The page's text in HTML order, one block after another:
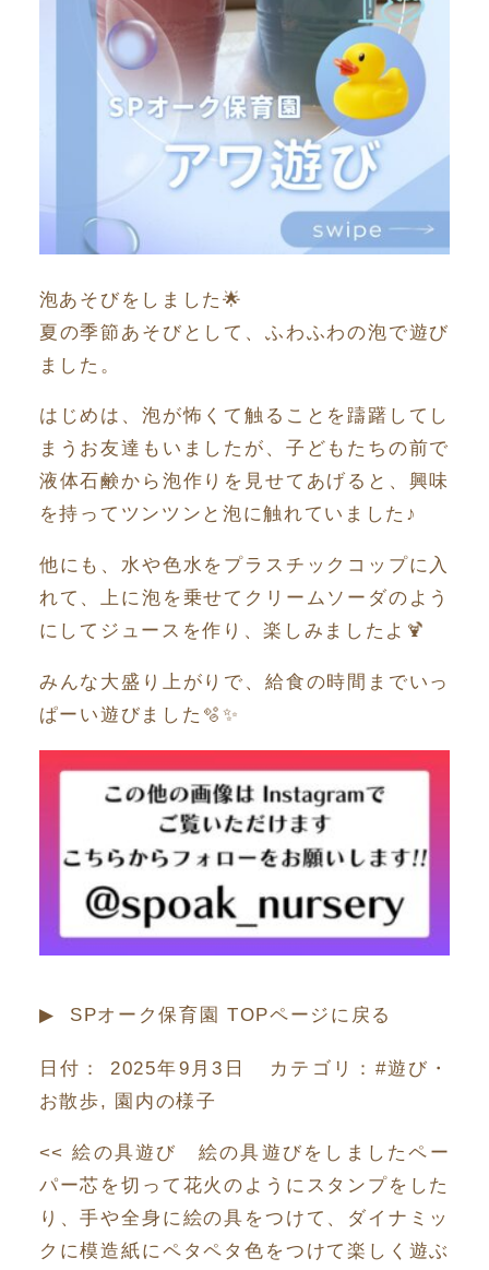
泡あそびをしました🌟
夏の季節あそびとして、ふわふわの泡で遊び
ました。
はじめは、泡が怖くて触ることを躊躇してし
まうお友達もいましたが、子どもたちの前で
液体石鹸から泡作りを見せてあげると、興味
を持ってツンツンと泡に触れていました♪
他にも、水や色水をプラスチックコップに入
れて、上に泡を乗せてクリームソーダのよう
にしてジュースを作り、楽しみましたよ🍹
みんな大盛り上がりで、給食の時間までいっ
ぱーい遊びました🫧✨
▶︎ SPオーク保育園 TOPページに戻る
日付：2025年9月3日 カテゴリ： #遊び・
お散歩, 園内の様子
<< 絵の具遊び 絵の具遊びをしましたペー
パー芯を切って花火のようにスタンプをした
り、手や全身に絵の具をつけて、ダイナミッ
クに模造紙にペタペタ色をつけて楽しく遊ぶ